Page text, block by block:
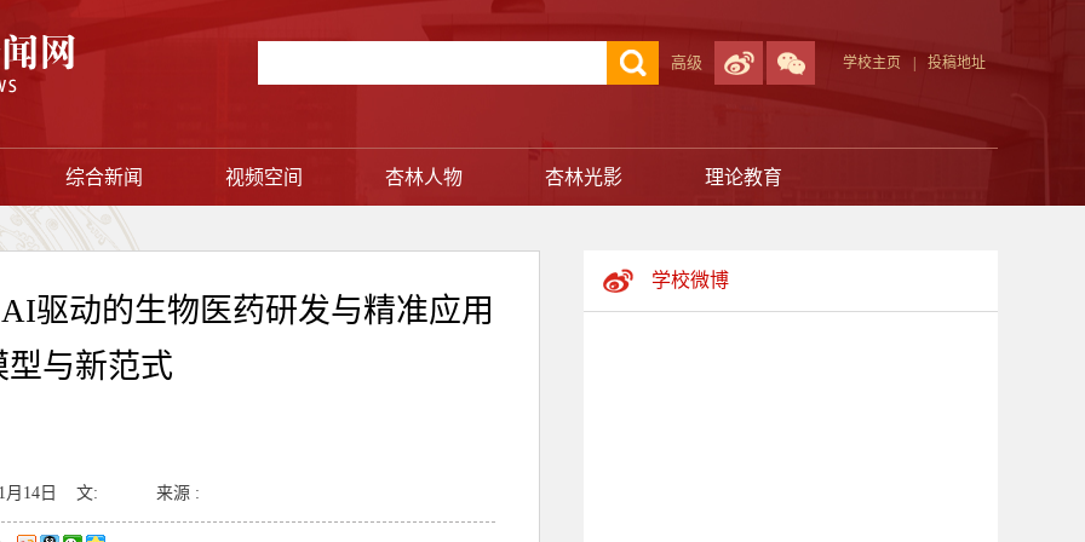
高级 学校主页 投稿地址
综合新闻 视频空间 杏林人物 杏林光影 理论教育
驱动的生物医药研发与精准应用
型与新范式
月14日 文: 来源 :
学校微博